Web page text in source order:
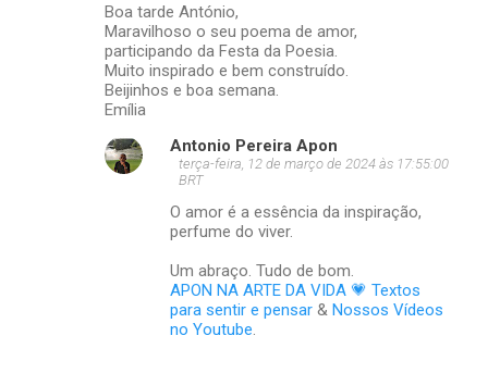
Boa tarde António,
Maravilhoso o seu poema de amor,
participando da Festa da Poesia.
Muito inspirado e bem construído.
Beijinhos e boa semana.
Emília
Antonio Pereira Apon
terça-feira, 12 de março de 2024 às 17:55:00
BRT
O amor é a essência da inspiração,
perfume do viver.
Um abraço. Tudo de bom.
APON NA ARTE DA VIDA 💗 Textos
para sentir e pensar & Nossos Vídeos
no Youtube